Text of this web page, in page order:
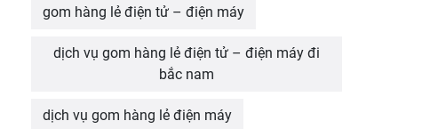
gom hàng lẻ điện tử – điện máy
dịch vụ gom hàng lẻ điện tử – điện máy đi
bắc nam
dịch vụ gom hàng lẻ điện máy